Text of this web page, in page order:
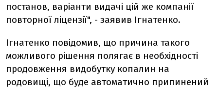
постанов, варіанти видачі цій же компанії
повторної ліцензії", - заявив Ігнатенко.
Ігнатенко повідомив, що причина такого
можливого рішення полягає в необхідності
продовження видобутку копалин на
родовищі, що буде автоматично припинений